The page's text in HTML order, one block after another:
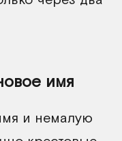
имя
и немалую